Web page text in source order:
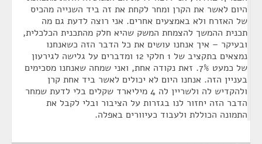
היום לאשר את הקרן ומחר לקחת את זה ביד השנייה מהכיס
של האזרח ולא באמצעים אחרים. אני רוצה לדעת גם מה
תכנית ההמשך להצמחת המשק שהיא חלק מהתכנית הכלכלית,
ובעיקר – איך אנחנו עושים את כל הדבר הזה כשאנחנו
נמצאים בתקציב של 1 חלקי 12 ומדברים על גלישה לגירעון
של כמעט 7%. זאת נקודה אחת, ואני שמחה שאנחנו מסכימים
בעניין הזה. אנחנו היום לא יכולים לאשר ביד אחת קרן
ולהקדיש לה ולשריין לה 4 מיליארד שקלים בלי לדעת שמחר
הדבר הזה יחזור לנו בגזרות על הציבור ובלי לקבל את
התמונה הכוללת ולעבוד כעיוורים באפלה.